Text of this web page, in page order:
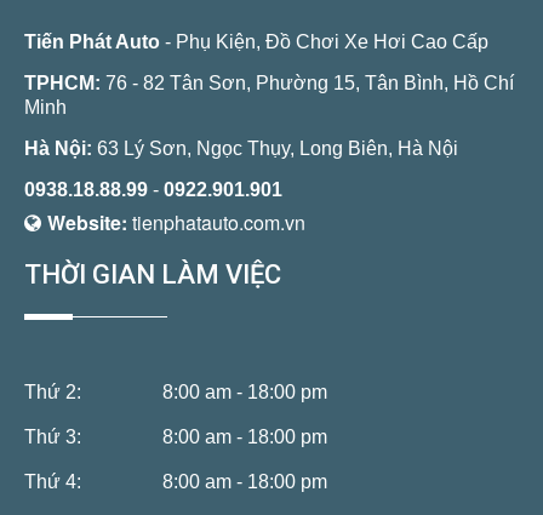
Tiến Phát Auto - Phụ Kiện, Đồ Chơi Xe Hơi Cao Cấp
TPHCM: 76 - 82 Tân Sơn, Phường 15, Tân Bình, Hồ Chí
Minh
Hà Nội: 63 Lý Sơn, Ngọc Thụy, Long Biên, Hà Nội
0938.18.88.99 - 0922.901.901
Website: tienphatauto.com.vn
THỜI GIAN LÀM VIỆC
Thứ 2: 8:00 am - 18:00 pm
Thứ 3: 8:00 am - 18:00 pm
Thứ 4: 8:00 am - 18:00 pm